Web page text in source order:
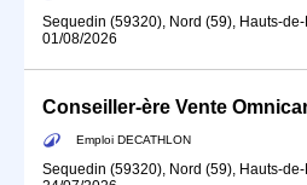
Sequedin (59320), Nord (59), Hauts-de-
01/08/2026
Conseiller-ère Vente
Emploi DECATHLON
Sequedin (59320), Nord (59), Hauts-de-